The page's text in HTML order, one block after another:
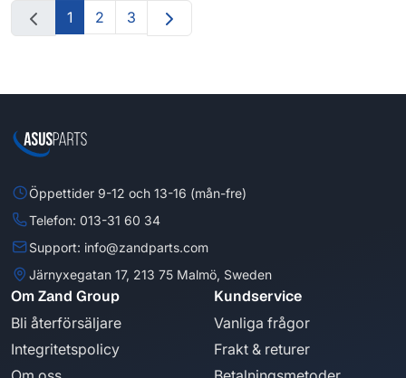
1
2 3
Öppettider 9-12 och 13-16 (mån-fre)
Telefon: 013-31 60 34
Support: info@zandparts.com
Järnyxegatan 17, 213 75 Malmö, Sweden
Om Zand Group
Bli återförsäljare
Integritetspolicy
Kundservice
Vanliga frågor
Frakt & returer